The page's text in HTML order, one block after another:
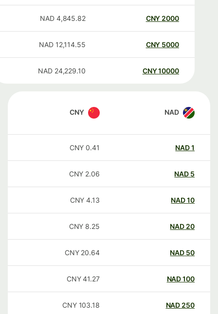
2000
CNY
4,845.82
NAD
5000
CNY
12,114.55
NAD
10000
CNY
24,229.10
NAD
NAD
CNY
NAD
0.41
CNY
NAD
2.06
CNY
NAD
4.13
CNY
20
NAD
8.25
CNY
50
NAD
20.64
CNY
100
NAD
41.27
CNY
250
NAD
103.18
CNY